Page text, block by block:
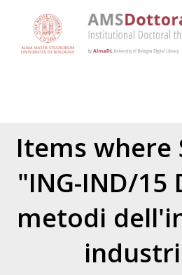
Items where
"ING-IND/15
metodi